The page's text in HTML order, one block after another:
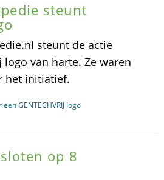
steunt
steunt de actie
van harte. Ze waren
het initiatief.
GENTECHVRIJ logo
op 8